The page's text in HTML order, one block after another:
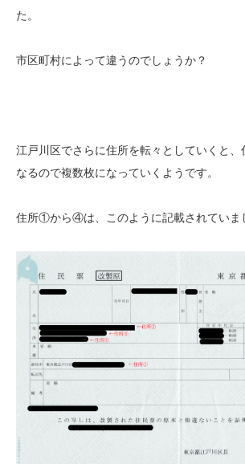
た。
市区町村によって違うのでしょうか？
江戸川区でさらに住所を転々としていくと、
なるので複数枚になっていくようです。
住所①から④は、このように記載されていま